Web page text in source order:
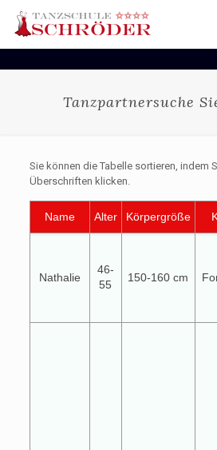
Tanzpartnersuche
Sie können die Tabelle sortieren, indem
Überschriften klicken.
Name Alter Körpergröße
Nathalie
46-
55
150-160 cm